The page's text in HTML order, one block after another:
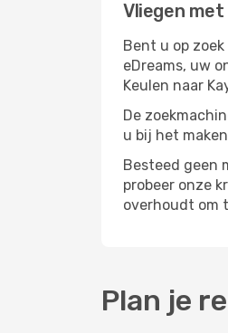
Vliegen met
Bent u op
eDreams, uw
Keulen naar
De
u bij het
Besteed geen
probeer onze
overhoudt om
Plan je